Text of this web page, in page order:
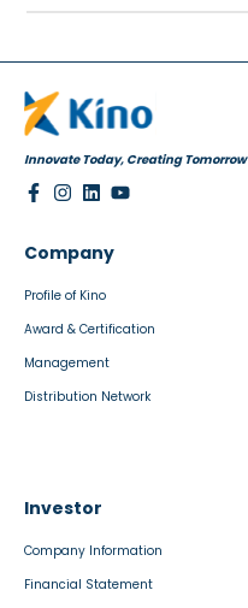
Innovate Today, Creating Tomorrow
Company
Profile of Kino
Award & Certification
Management
Distribution Network
Investor
Company Information
Financial Statement